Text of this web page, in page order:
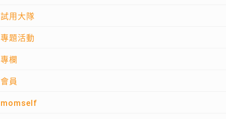
試用大隊
專題活動
專欄
會員
momself